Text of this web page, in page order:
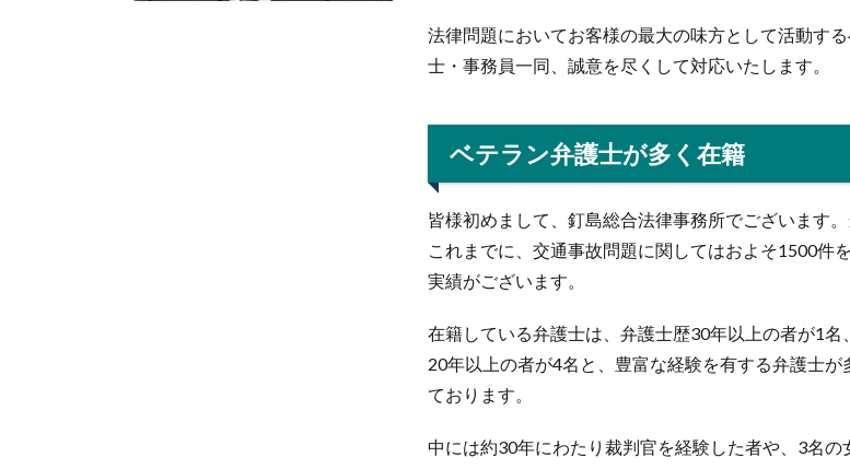
法律問題においてお客様の最大の味方として活動す
士・事務員一同、誠意を尽くして対応いたします。
ベテラン弁護士が多く在籍
皆様初めまして、釘島総合法律事務所でございます
これまでに、交通事故問題に関してはおよそ1500件
実績がございます。
在籍している弁護士は、弁護士歴30年以上の者が1名
20年以上の者が4名と、豊富な経験を有する弁護士が
ております。
中には約30年にわたり裁判官を経験した者や、3名の